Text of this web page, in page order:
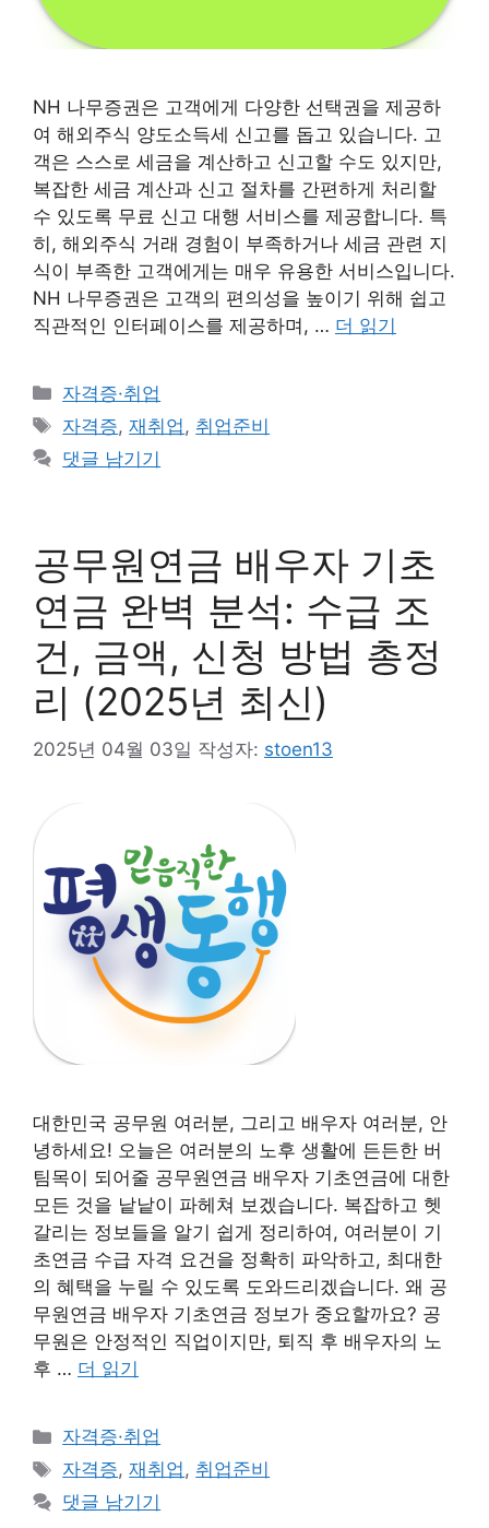
NH 나무증권은 고객에게 다양한 선택권을 제공하
여 해외주식 양도소득세 신고를 돕고 있습니다. 고
객은 스스로 세금을 계산하고 신고할 수도 있지만,
복잡한 세금 계산과 신고 절차를 간편하게 처리할
수 있도록 무료 신고 대행 서비스를 제공합니다. 특
히, 해외주식 거래 경험이 부족하거나 세금 관련 지
식이 부족한 고객에게는 매우 유용한 서비스입니다.
NH 나무증권은 고객의 편의성을 높이기 위해 쉽고
직관적인 인터페이스를 제공하며, … 더 읽기
카
테
고
리
자격증·취업
태
그
자격증,재취업 , 취업준비
댓글 남기기
공무원연금 배우자 기초
연금 완벽 분석: 수급 조
건, 금액, 신청 방법 총정
리 (2025년 최신)
2025년 04월 03일 작성자: stoen13
대한민국 공무원 여러분, 그리고 배우자 여러분, 안
녕하세요! 오늘은 여러분의 노후 생활에 든든한 버
팀목이 되어줄 공무원연금 배우자 기초연금에 대한
모든 것을 낱낱이 파헤쳐 보겠습니다. 복잡하고 헷
갈리는 정보들을 알기 쉽게 정리하여, 여러분이 기
초연금 수급 자격 요건을 정확히 파악하고, 최대한
의 혜택을 누릴 수 있도록 도와드리겠습니다. 왜 공
무원연금 배우자 기초연금 정보가 중요할까요? 공
무원은 안정적인 직업이지만, 퇴직 후 배우자의 노
후 … 더 읽기
카
테
리
자격증·취업
태
그
자격증,재취업, 취업준비
댓글 남기기